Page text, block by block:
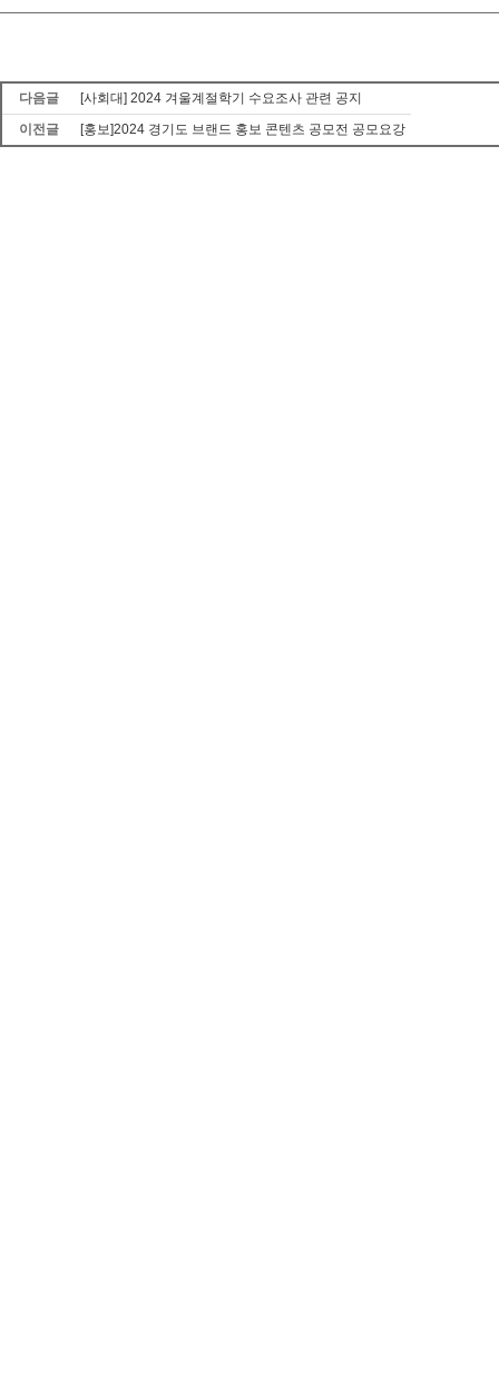
다음글
[사회대] 2024 겨울계절학기 수요조사 관련 공지
이전글
[홍보]2024 경기도 브랜드 홍보 콘텐츠 공모전 공모요강